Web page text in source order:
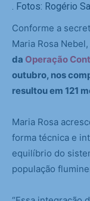
. Fotos: Rogério
Conforme a
Maria Rosa Nebel,
da Operação
outubro, nos
resultou em 121
Maria Rosa
forma técnica e
equilíbrio do
população